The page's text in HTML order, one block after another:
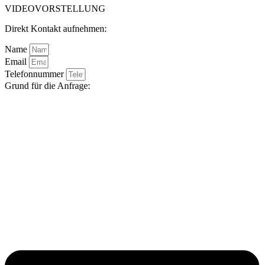
VIDEOVORSTELLUNG
Direkt Kontakt aufnehmen:
Name
Email
Telefonnummer
Grund für die Anfrage: